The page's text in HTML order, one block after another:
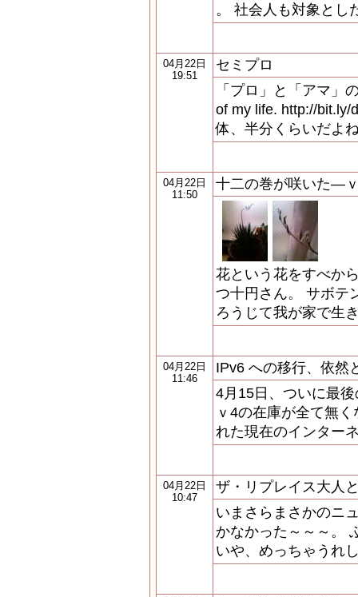
。 社会人も対象とし
04月22日
19:51
セミプロ
「プロ」と「アマ」
of my life. http://bit.ly/
体、半分くらいだよ
04月22日
11:50
十二の巻が咲いた―
花という花をすべか
つ十円さん。 サボテ
ろうじて我が家で生
04月22日
11:46
IPv6 への移行、依然
4月15日、ついに最
ｖ4の在庫が全て無
れた現在のインター
04月22日
10:47
ザ・リプレイス大人
いまさらまさかのニ
かなかった～～～。
いや、めっちゃうれ